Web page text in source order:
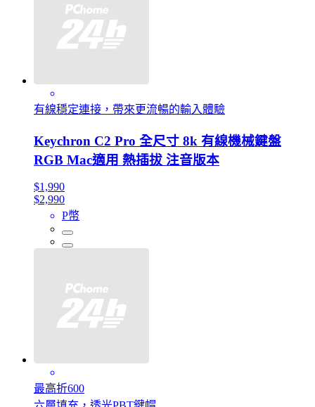
有線穩定連接，帶來更流暢的輸入體驗
Keychron C2 Pro 全尺寸 8k 有線機械鍵盤
RGB Mac適用 熱插拔 注音版本
$1,990
$2,990
P幣
最高折600